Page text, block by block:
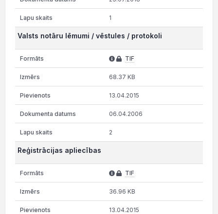
1
Valsts notāru lēmumi / vēstules / protokoli
TIF
68.37 KB
13.04.2015
06.04.2006
2
Reģistrācijas apliecības
TIF
36.96 KB
13.04.2015